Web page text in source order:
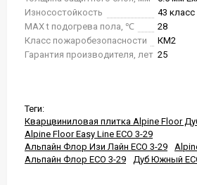
Износостойкость
43 класс
MAX t подогрева пола, ℃
28
Класс пожаробезопасности
КМ2
Гарантия производителя, лет 25
Теги:
Кварцвиниловая плитка Alpine Floor
Alpine Floor Easy Line ЕСО 3-29
Альпайн Флор Изи Лайн ЕСО 3-29
Альпайн Флор ЕСО 3-29
Дуб Южный